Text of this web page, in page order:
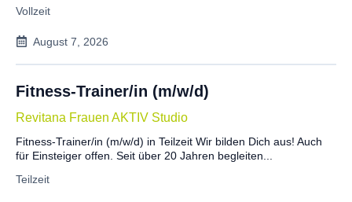
Vollzeit
August 7, 2026
Fitness-Trainer/in (m/w/d)
Revitana Frauen AKTIV Studio
Teilzeit
Fitness-Trainer/in (m/w/d) in Teilzeit Wir bilden Dich aus! Auch
für Einsteiger offen. Seit über 20 Jahren begleiten...